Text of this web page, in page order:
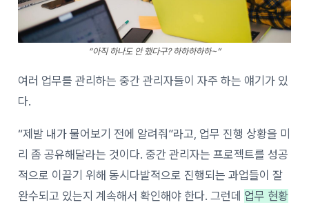
“아직 하나도 안 했다구? 하하하하하~”
여러 업무를 관리하는 중간 관리자들이 자주 하는 얘기가 있
다.
“제발 내가 물어보기 전에 알려줘”라고, 업무 진행 상황을 미
리 좀 공유해달라는 것이다. 중간 관리자는 프로젝트를 성공
적으로 이끌기 위해 동시다발적으로 진행되는 과업들이 잘
완수되고 있는지 계속해서 확인해야 한다. 그런데 업무 현황